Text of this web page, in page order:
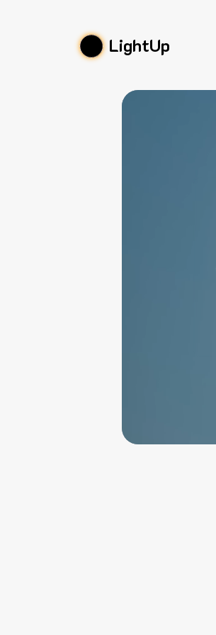
LightUp